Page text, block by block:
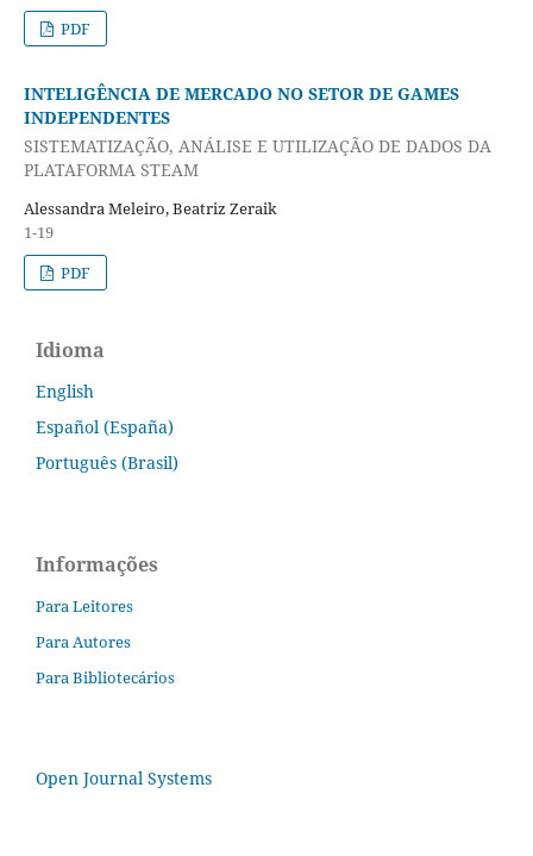
PDF
INTELIGÊNCIA DE MERCADO NO SETOR DE GAMES
INDEPENDENTES
SISTEMATIZAÇÃO, ANÁLISE E UTILIZAÇÃO DE DADOS DA
PLATAFORMA STEAM
Alessandra Meleiro, Beatriz Zeraik
1-19
PDF
Idioma
English
Español (España)
Português (Brasil)
Informações
Para Leitores
Para Autores
Para Bibliotecários
Open Journal Systems